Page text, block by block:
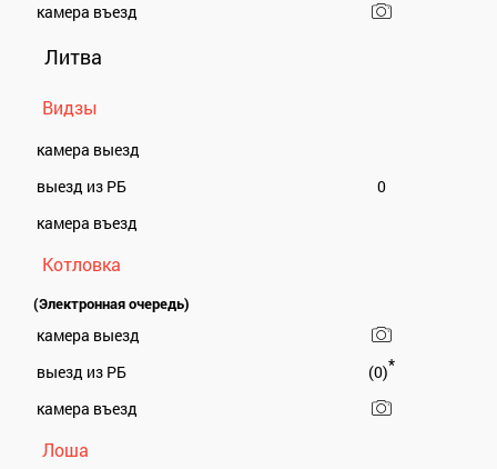
камера въезд
Литва
Видзы
камера выезд
выезд из РБ
0
камера въезд
Котловка
(Электронная очередь)
камера выезд
выезд из РБ
(0)*
камера въезд
Лоша